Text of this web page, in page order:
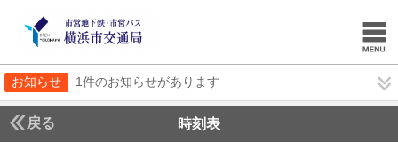
お知らせ 1件のお知らせがあります
戻る 時刻表